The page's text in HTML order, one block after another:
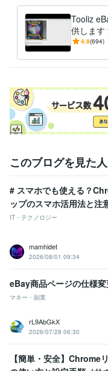
Tooliz
供します
リマ/EC
4.9(694)
このブログを見た
# スマホでも使える？
ップのスマホ活用法と注
IT・テクノロジー
mamhidet
2026/08/01 09:34
eBay商品ページの仕様
マネー・副業
rL9AbGkX
2026/07/28 06:30
【簡単・安全】Chrome